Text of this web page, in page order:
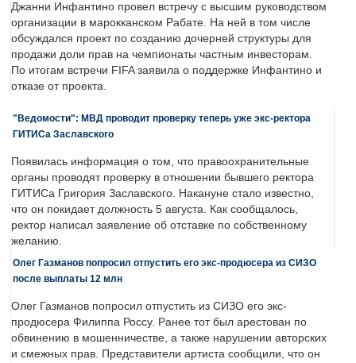
Джанни Инфантино провел встречу с высшим руководством
организации в марокканском Рабате. На ней в том числе
обсуждался проект по созданию дочерней структуры для
продажи доли прав на чемпионаты частным инвесторам.
По итогам встречи FIFA заявила о поддержке Инфантино и
отказе от проекта.
"Ведомости": МВД проводит проверку теперь уже экс-ректора
ГИТИСа Заславского
Появилась информация о том, что правоохранительные
органы проводят проверку в отношении бывшего ректора
ГИТИСа Григория Заславского. Накануне стало известно,
что он покидает должность 5 августа. Как сообщалось,
ректор написал заявление об отставке по собственному
желанию.
Олег Газманов попросил отпустить его экс-продюсера из СИЗО
после выплаты 12 млн
Олег Газманов попросил отпустить из СИЗО его экс-
продюсера Филиппа Россу. Ранее тот был арестован по
обвинению в мошенничестве, а также нарушении авторских
и смежных прав. Представители артиста сообщили, что он